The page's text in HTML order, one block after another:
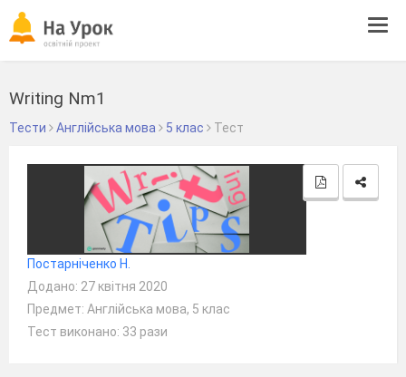
Writing Nm1
Тести Англійська мова 5 клас Тест
Постарніченко Н.
Додано: 27 квітня 2020
Предмет: Англійська мова, 5 клас
Тест виконано: 33 рази